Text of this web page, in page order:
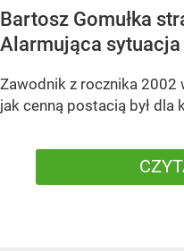
Bartosz Gomułka
Alarmująca sytuacja
Zawodnik z rocznika 2002
jak cenną postacią był dla